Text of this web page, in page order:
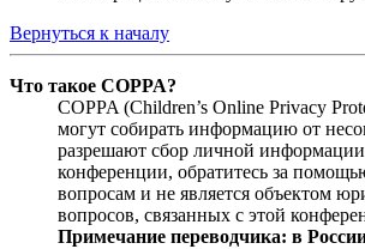
Вернуться к началу
Что такое COPPA?
COPPA (Children’s Online Privacy
могут собирать информацию от
разрешают сбор личной
конференции, обратитесь за
вопросам и не является объектом
вопросов, связанных с этой
Примечание переводчика: в